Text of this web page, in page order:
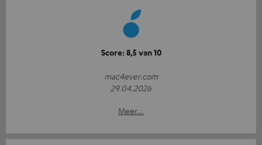
Score: 8,5 van 10
mac4ever.com
29.04.2026
Meer...